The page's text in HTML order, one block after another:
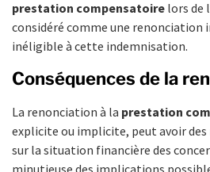
prestation compensatoire lors de
considéré comme une
inéligible à cette indemnisation.
Conséquences de la
La renonciation à la prestation
explicite ou implicite, peut avoir des
sur la situation financière des
minutieuse des implications